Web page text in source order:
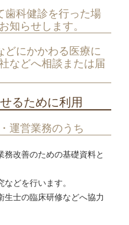
歯科健診を行った場
知らせします。
どにかかわる医療に
などへ相談または届
るために利用
運営業務のうち
務改善のための基礎資料と
どを行います。
生士の臨床研修などへ協力